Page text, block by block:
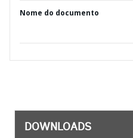
Nome do documento
DOWNLOADS